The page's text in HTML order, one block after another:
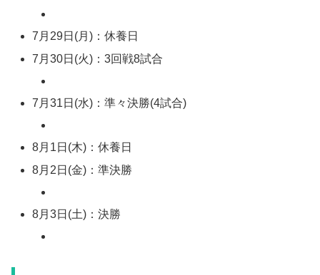
7月29日(月)：休養日
7月30日(火)：3回戦8試合
7月31日(水)：準々決勝(4試合)
8月1日(木)：休養日
8月2日(金)：準決勝
8月3日(土)：決勝